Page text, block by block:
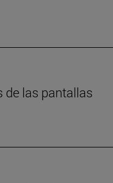
de las pantallas